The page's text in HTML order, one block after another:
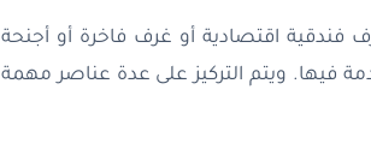
فندقية اقتصادية أو غرف فاخرة أو أجنحة
فيها. ويتم التركيز على عدة عناصر مهمة